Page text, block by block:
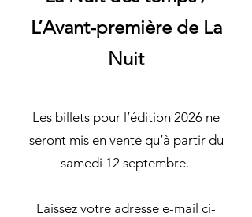
L’Avant-première de La
Nuit
Les billets pour l’édition 2026 ne
seront mis en vente qu’à partir du
samedi 12 septembre.
Laissez votre adresse e-mail ci-